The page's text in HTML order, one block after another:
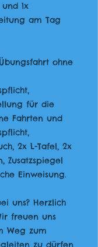
1x
am Tag
ohne
für die
Fahrten und
2x L-Tafel, 2x
Zusatzspiegel
Einweisung.
uns? Herzlich
freuen uns
Weg zum